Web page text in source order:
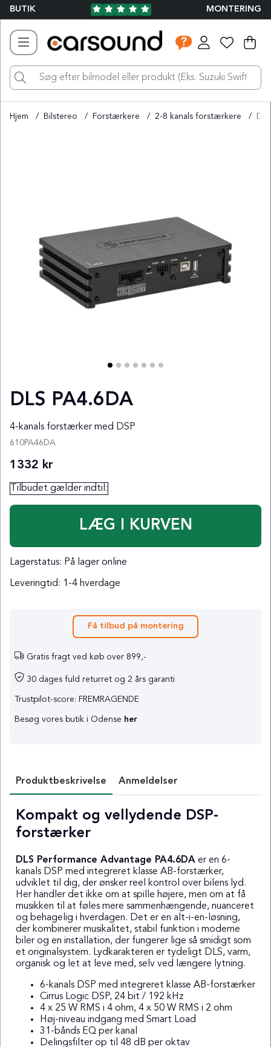
BUTIK MONTERING
.
Hjem Bilstereo Forstærkere 2-8 kanals forstærkere
DLS PA4.6DA
4-kanals forstærker med DSP
610PA46DA
1332 kr
Tilbudet gælder indtil:
Lagerstatus: På lager online
Leveringtid: 1-4 hverdage
Få tilbud på montering
Gratis fragt ved køb over 899,-
30 dages fuld returret og 2 års garanti
Trustpilot-score: FREMRAGENDE
Besøg vores butik i Odense her
Produktbeskrivelse Anmeldelser
Kompakt og vellydende DSP-
forstærker
DLS Performance Advantage PA4.6DA er en 6-
kanals DSP med integreret klasse AB-forstærker,
udviklet til dig, der ønsker reel kontrol over bilens lyd.
Her handler det ikke om at spille højere, men om at få
musikken til at føles mere sammenhængende, nuanceret
og behagelig i hverdagen. Det er en alt-i-en-løsning,
der kombinerer musikalitet, stabil funktion i moderne
biler og en installation, der fungerer lige så smidigt som
et originalsystem. Lydkarakteren er tydeligt DLS, varm,
organisk og let at leve med, selv ved længere lytning.
6-kanals DSP med integreret klasse AB-forstærker
Cirrus Logic DSP, 24 bit / 192 kHz
4 x 25 W RMS i 4 ohm, 4 x 50 W RMS i 2 ohm
Høj-niveau indgang med Smart Load
31-bånds EQ per kanal
Delingsfilter op til 48 dB per oktav